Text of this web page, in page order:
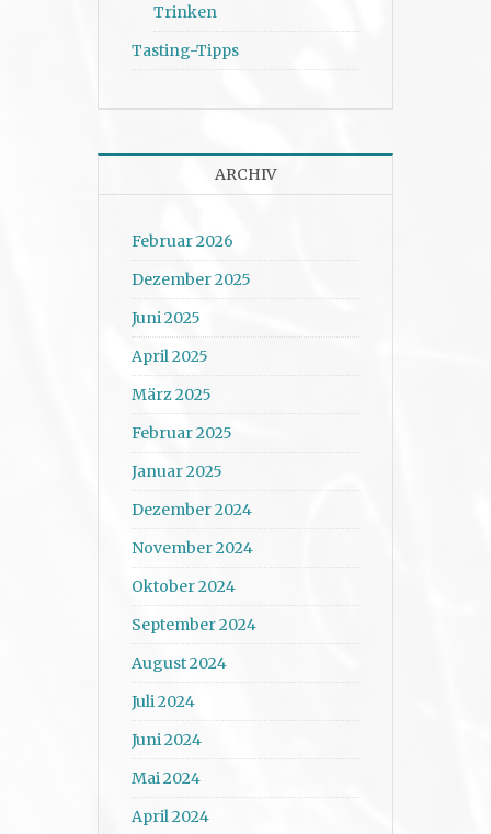
Trinken
Tasting-Tipps
ARCHIV
Februar 2026
Dezember 2025
Juni 2025
April 2025
März 2025
Februar 2025
Januar 2025
Dezember 2024
November 2024
Oktober 2024
September 2024
August 2024
Juli 2024
Juni 2024
Mai 2024
April 2024